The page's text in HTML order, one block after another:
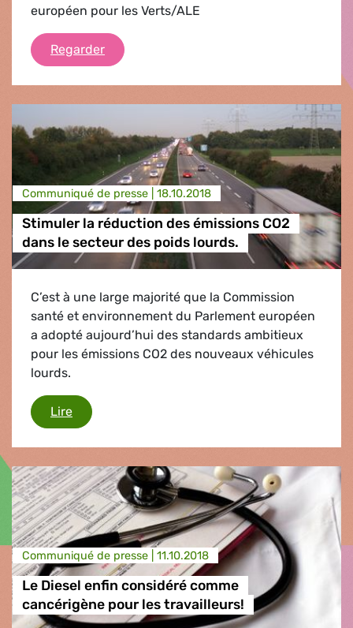
européen pour les Verts/ALE
RegarderBriefing des Coprésidents
Communiqué de presse | 18.10.2018
Stimuler la réduction des émissions CO2
dans le secteur des poids lourds.
C’est à une large majorité que la Commission
santé et environnement du Parlement européen
a adopté aujourd’hui des standards ambitieux
pour les émissions CO2 des nouveaux véhicules
lourds.
LireStimuler la réduction des émissions CO2 dans
Communiqué de presse | 11.10.2018
Le Diesel enfin considéré comme
cancérigène pour les travailleurs!